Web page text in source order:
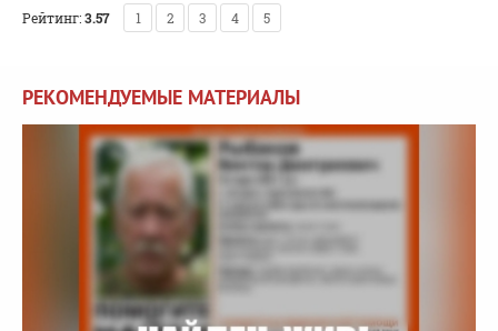
Рейтинг:3.57 1 2 3 4 5
РЕКОМЕНДУЕМЫЕ МАТЕРИАЛЫ